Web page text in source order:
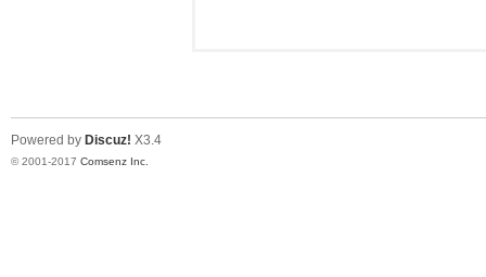
Powered by Discuz! X3.4
© 2001-2017 Comsenz Inc.